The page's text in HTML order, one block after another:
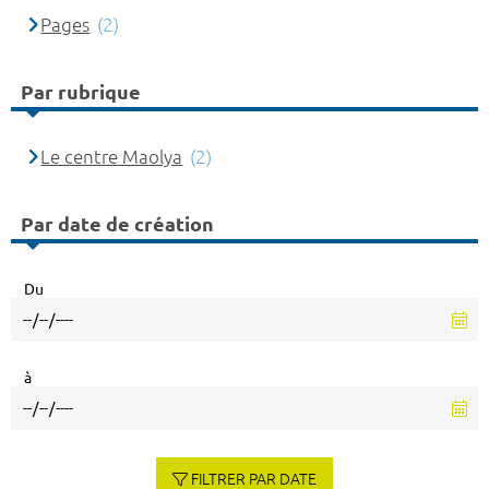
Pages (2)
Par rubrique
Le centre Maolya (2)
Par date de création
Du
à
FILTRER PAR DATE